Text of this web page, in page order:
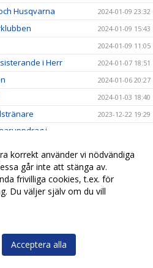
Husqvarna 2024-01-09 23:32
2024-01-09 15:43
2024-01-09 11:05
i Herr 2024-01-07 18:51
2024-01-06 20:27
2024-01-03 18:40
2023-12-22 19:29
i
2023-12-17 18:44
2023-12-15 17:32
2023-12-13 13:34
stjärnor
korrekt använder vi nödvändiga
går inte att stänga av.
frivilliga cookies, t.ex. för
Du väljer själv om du vill
Acceptera alla